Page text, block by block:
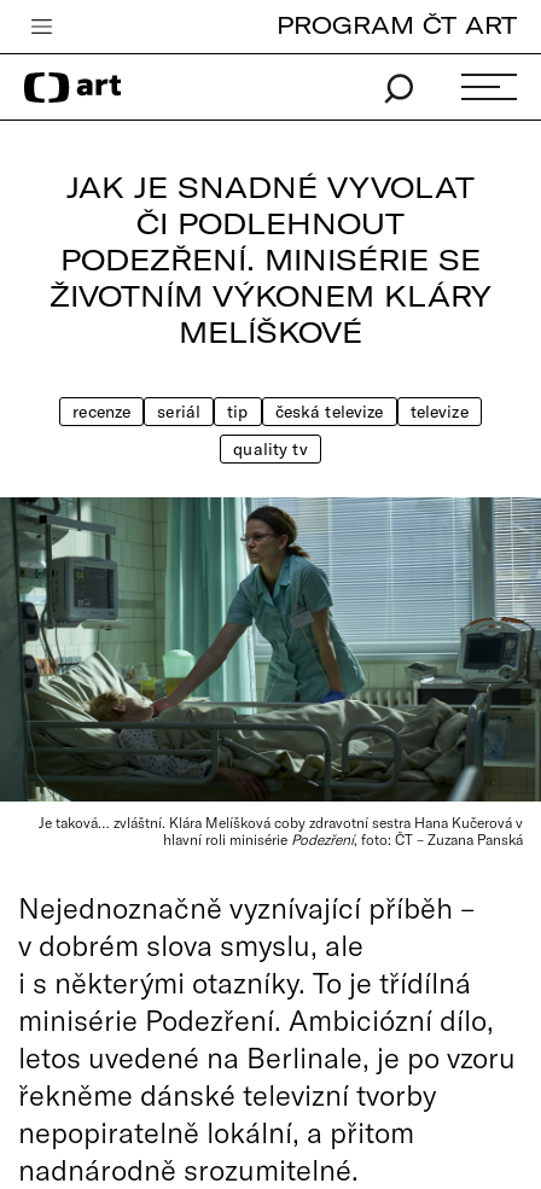
Česká televize
Zpravodajství
TV program
Pro děti
Vše o ČT
PROGRAM ČT ART
JAK JE SNADNÉ VYVOLAT
ČI PODLEHNOUT
PODEZŘENÍ. MINISÉRIE SE
ŽIVOTNÍM VÝKONEM KLÁRY
MELÍŠKOVÉ
recenze seriál tip česká televize
televize
quality tv
Je taková… zvláštní. Klára Melíšková coby zdravotní sestra Hana Kučerová v
hlavní roli minisérie Podezření, foto: ČT – Zuzana Panská
Nejednoznačně vyznívající příběh –
v dobrém slova smyslu, ale
i s některými otazníky. To je třídílná
minisérie Podezření. Ambiciózní dílo,
letos uvedené na Berlinale, je po vzoru
řekněme dánské televizní tvorby
nepopiratelně lokální, a přitom
nadnárodně srozumitelné.